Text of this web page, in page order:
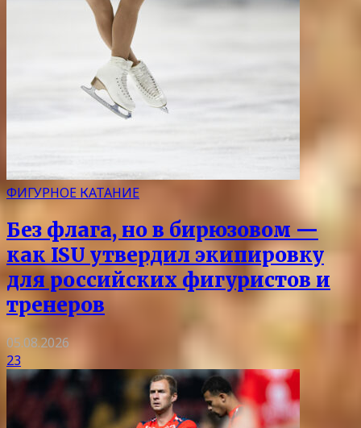
ФИГУРНОЕ КАТАНИЕ
Без флага, но в бирюзовом —
как ISU утвердил экипировку
для российских фигуристов и
тренеров
05.08.2026
23